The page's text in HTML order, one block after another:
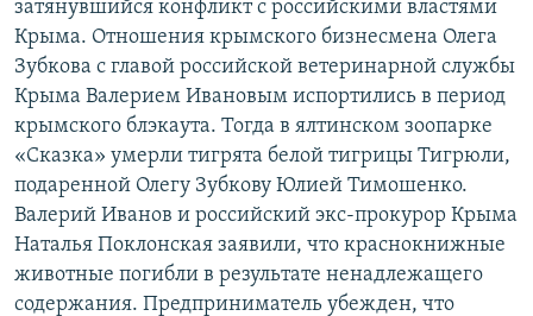
затянувшийся конфликт с российскими властями
Крыма. Отношения крымского бизнесмена Олега
Зубкова с главой российской ветеринарной службы
Крыма Валерием Ивановым испортились в период
крымского блэкаута. Тогда в ялтинском зоопарке
«Сказка» умерли тигрята белой тигрицы Тигрюли,
подаренной Олегу Зубкову Юлией Тимошенко.
Валерий Иванов и российский экс-прокурор Крыма
Наталья Поклонская заявили, что краснокнижные
животные погибли в результате ненадлежащего
содержания. Предприниматель убежден, что